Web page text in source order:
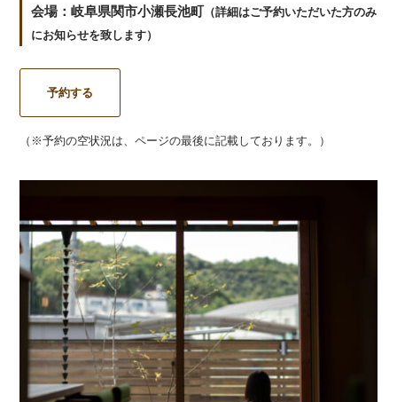
会場：岐阜県関市小瀬長池町 （詳細はご予約いただいた方のみ
にお知らせを致します）
予約する
（※予約の空状況は、ページの最後に記載しております。）